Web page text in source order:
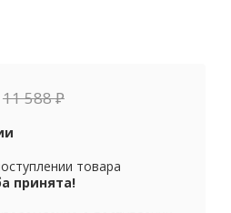
11 588₽
товара
принята!